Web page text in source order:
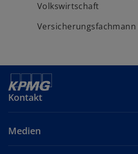
Volkswirtschaft
Versicherungsfachmann
Kontakt
Medien